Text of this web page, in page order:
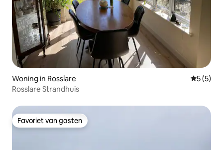
Woning in Rosslare
5 (5)
Rosslare Strandhuis
Favoriet van gasten
Favoriet van gasten